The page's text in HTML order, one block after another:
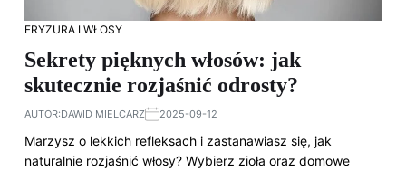
FRYZURA I WŁOSY
Sekrety pięknych włosów: jak
skutecznie rozjaśnić odrosty?
AUTOR:DAWID MIELCARZ 2025-09-12
Marzysz o lekkich refleksach i zastanawiasz się, jak
naturalnie rozjaśnić włosy? Wybierz zioła oraz domowe